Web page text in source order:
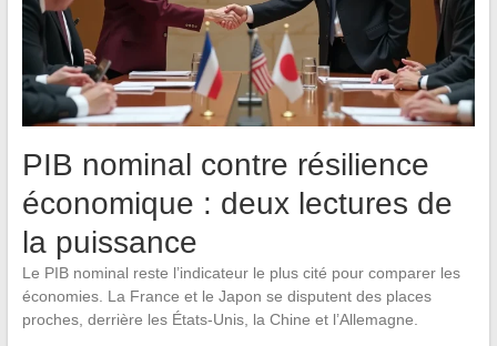
PIB nominal contre résilience
économique : deux lectures de
la puissance
Le PIB nominal reste l’indicateur le plus cité pour comparer les
économies. La France et le Japon se disputent des places
proches, derrière les États-Unis, la Chine et l’Allemagne.